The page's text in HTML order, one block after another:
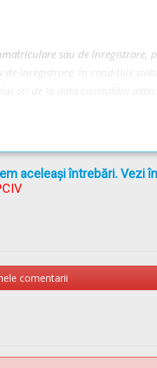
sau de înregistrare,
înregistrare, în condiţiile
ori de la data constatării
a intervenit suspendarea
aceleași întrebări. Vezi
comentarii